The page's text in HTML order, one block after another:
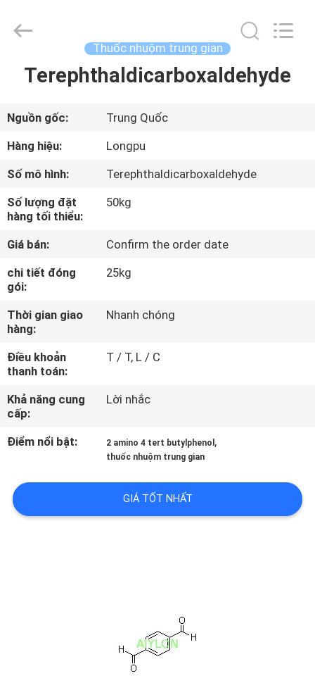
NHÀ
SẢN
PHẨM
VỀ
TÔI
CHUYẾN
THAM
QUAN
NHÀ
MÁY
SOÁT
CHẤT
2025
AIYLON
Reserved.
Thuốc nhuộm trung gian
Terephthaldicarboxaldehyde
Nguồn gốc:
Trung Quốc
Hàng hiệu:
Longpu
Số mô hình:
Terephthaldicarboxaldehyde
Số lượng đặt
hàng tối thiểu:
50kg
Giá bán:
Confirm the order date
chi tiết đóng
gói:
25kg
Thời gian giao
hàng:
Nhanh chóng
Điều khoản
thanh toán:
T / T, L / C
Khả năng cung
cấp:
Lời nhắc
Điểm nổi bật: 2 amino 4 tert butylphenol ,
thuốc nhuộm trung gian
GIÁ TỐT NHẤT